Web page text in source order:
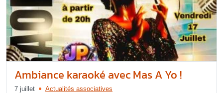
Ambiance karaoké avec Mas A Yo !
7 juillet Actualités associatives